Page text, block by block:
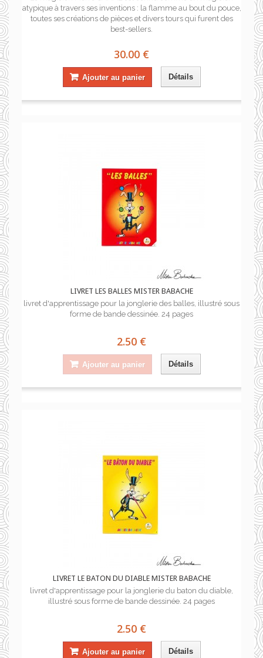
atypique à travers ses inventions : la flamme au bout du pouce,
toutes ses créations de pièces et divers tours qui furent des
best-sellers.
30.00 €
Ajouter au panier Détails
LIVRET LES BALLES MISTER BABACHE
livret d'apprentissage pour la jonglerie des balles, illustré sous
forme de bande dessinée. 24 pages
2.50 €
Ajouter au panier Détails
LIVRET LE BATON DU DIABLE MISTER BABACHE
livret d'apprentissage pour la jonglerie du baton du diable,
illustré sous forme de bande dessinée. 24 pages
2.50 €
Ajouter au panier Détails